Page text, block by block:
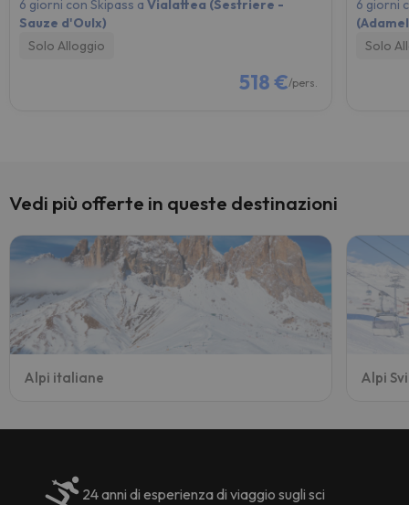
6 giorni con Skipass a Vialattea (Sestriere -
Sauze d'Oulx)
Solo Alloggio
518 €/pers.
6 giorni
Solo
Vedi più offerte in queste destinazioni
Alpi italiane Alpi
24 anni di esperienza di viaggio sugli sci